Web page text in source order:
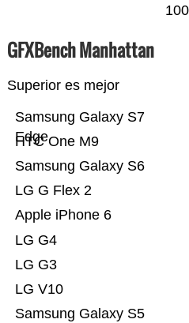
GFXBench Manhattan
Superior es mejor
Samsung Galaxy S5
LG V10
LG G3
LG G4
Apple iPhone 6
LG G Flex 2
Samsung Galaxy S6
HTC One M9
Samsung Galaxy S7
Edge